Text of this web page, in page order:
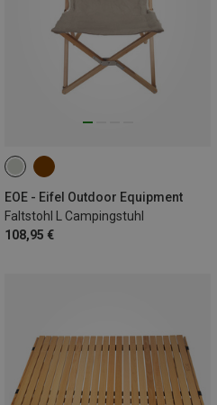
EOE - Eifel Outdoor Equipment
Faltstohl L Campingstuhl
108,95 €